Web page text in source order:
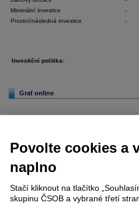
-0,20
0,54
0,00
Minimální investice
-
Prvotní/následná investice
-
Investiční politika:
Graf online
Povolte cookies a
naplno
Stačí kliknout na tlačítko
skupinu ČSOB a vybrané třetí